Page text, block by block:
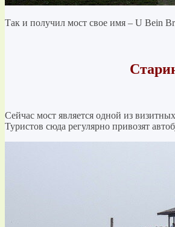
Так и получил мост свое имя – U Bein
Сейчас мост является одной из
Туристов сюда регулярно привозят